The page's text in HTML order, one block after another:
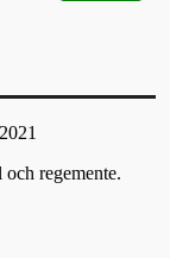
regemente.